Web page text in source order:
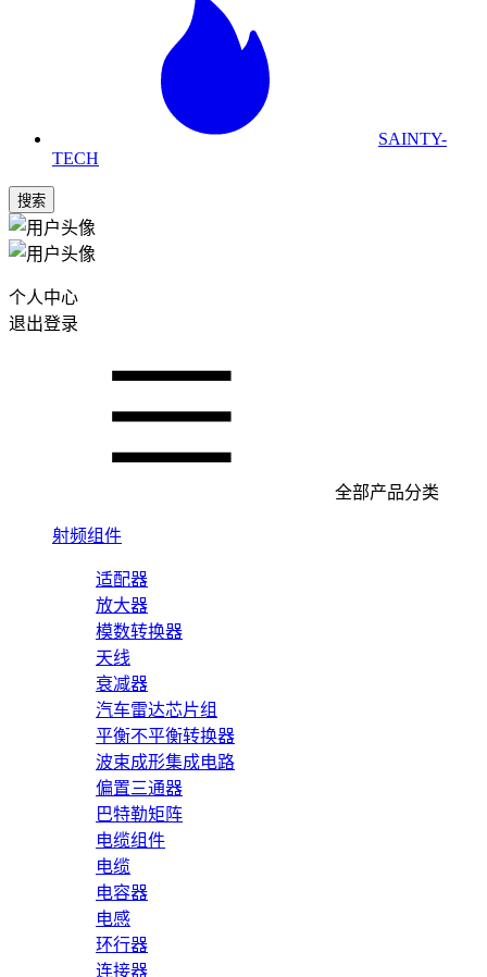
SAINTY-
TECH
搜索
个人中心
退出登录
全部产品分类
射频组件
适配器
放大器
模数转换器
天线
衰减器
汽车雷达芯片组
平衡不平衡转换器
波束成形集成电路
偏置三通器
巴特勒矩阵
电缆组件
电缆
电容器
电感
环行器
连接器